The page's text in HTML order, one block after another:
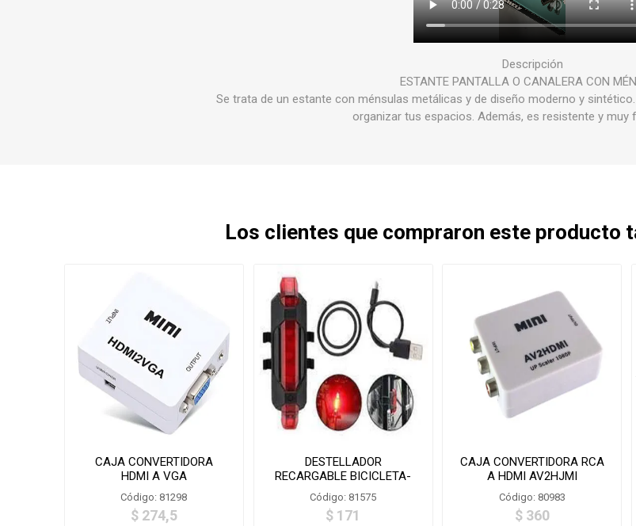
Descripción
ESTANTE PANTALLA O CANALERA CON
Se trata de un estante con ménsulas metálicas y de diseño moderno y
organizar tus espacios. Además, es resistente y muy
Los clientes que compraron este producto
CAJA CONVERTIDORA
HDMI A VGA
Código: 81298
$ 274,5
DESTELLADOR
RECARGABLE BICICLETA-
BS216
Código: 81575
$ 171
CAJA CONVERTIDORA RCA
A HDMI AV2HJMI
Código: 80983
$ 360